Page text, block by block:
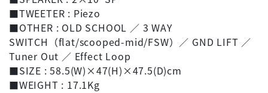
■TWEETER : Piezo
■OTHER : OLD SCHOOL ／ 3 WAY
SWITCH（flat/scooped-mid/FSW）／ GND LIFT ／
Tuner Out ／ Effect Loop
■SIZE : 58.5(W)×47(H)×47.5(D)cm
■WEIGHT : 17.1Kg